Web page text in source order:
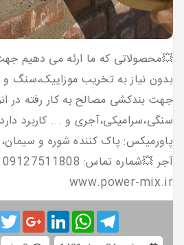
💥محصولاتی که ما ارئه می دهیم
بدون نیاز به تخریب موزاییک،سنگ
جهت بندکشی مصالح به کار رفته در
سنگی،سرامیکی،آجری و ... کاربرد
پاورمیکس: پاک کننده شوره و
www.power-mix.ir
Google+LinkedInWhatsAppTelegram